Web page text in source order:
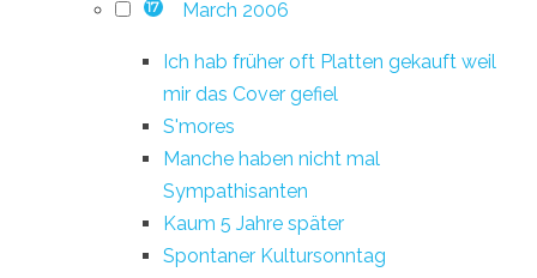
17 March 2006
Ich hab früher oft Platten gekauft weil
mir das Cover gefiel
S'mores
Manche haben nicht mal
Sympathisanten
Kaum 5 Jahre später
Spontaner Kultursonntag